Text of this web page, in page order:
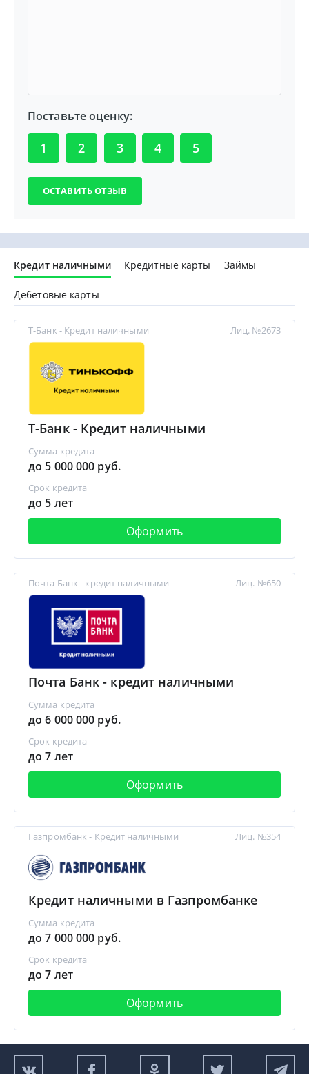
Поставьте оценку:
1 2 3 4 5
Кредит наличными Кредитные карты Займы
Дебетовые карты
Т-Банк - Кредит наличными
Т-Банк - Кредит наличными
Сумма кредита
до 5 000 000 руб.
Срок кредита
до 5 лет
Оформить
Лиц. №2673
Почта Банк - кредит наличными
Почта Банк - кредит наличными
Сумма кредита
до 6 000 000 руб.
Срок кредита
до 7 лет
Оформить
Лиц. №650
Газпромбанк - Кредит наличными
Кредит наличными в Газпромбанке
Сумма кредита
до 7 000 000 руб.
Срок кредита
до 7 лет
Оформить
Лиц. №354